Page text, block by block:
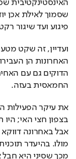
פיגוע ועד שיגור
החמאסית בעזה.